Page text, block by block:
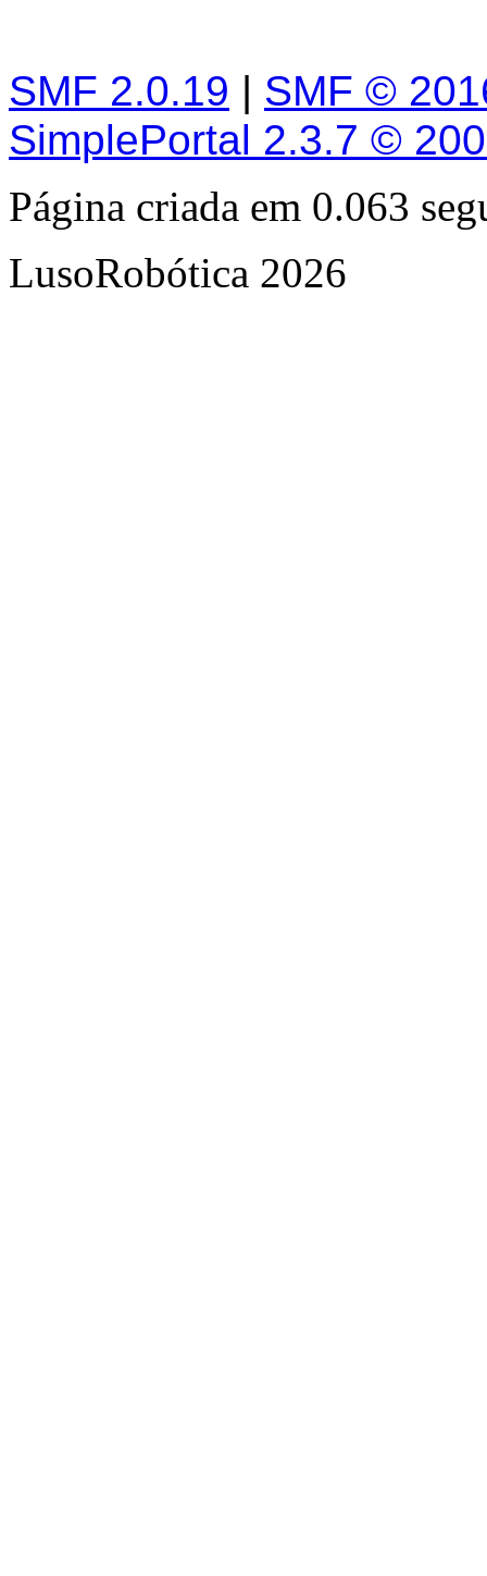
SMF 2.0.19 | SMF ©
SimplePortal 2.3.7 ©
Página criada em 0.063
LusoRobótica 2026